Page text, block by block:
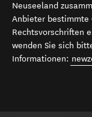
Neuseeland
Anbieter bestimmte
Rechtsvorschriften
wenden Sie sich
Informationen: